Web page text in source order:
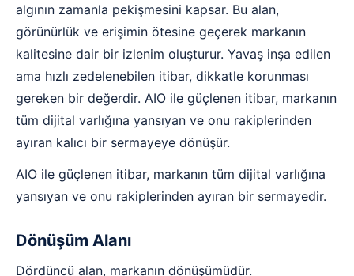
algının zamanla pekişmesini kapsar. Bu alan,
görünürlük ve erişimin ötesine geçerek markanın
kalitesine dair bir izlenim oluşturur. Yavaş inşa edilen
ama hızlı zedelenebilen itibar, dikkatle korunması
gereken bir değerdir. AIO ile güçlenen itibar, markanın
tüm dijital varlığına yansıyan ve onu rakiplerinden
ayıran kalıcı bir sermayeye dönüşür.
AIO ile güçlenen itibar, markanın tüm dijital varlığına
yansıyan ve onu rakiplerinden ayıran bir sermayedir.
Dönüşüm Alanı
Dördüncü alan, markanın dönüşümüdür.